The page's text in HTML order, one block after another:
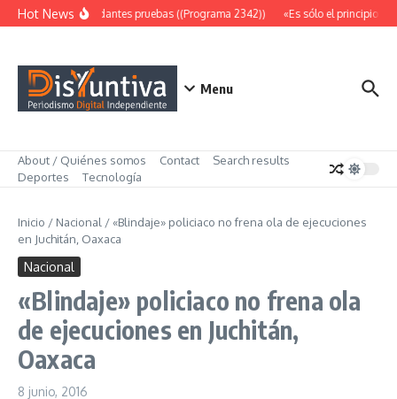
Saltar al contenido
Hot NewsAbundantes pruebas ((Programa 2342)) «Es sólo el principio»
Menu
About / Quiénes somos Contact
Search results
Deportes
Tecnología
Inicio / Nacional /«Blindaje» policiaco no frena ola de ejecuciones
en Juchitán, Oaxaca
Nacional
«Blindaje» policiaco no frena ola
de ejecuciones en Juchitán,
Oaxaca
8 junio, 2016